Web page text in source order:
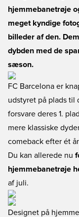
hjemmebanetrøje
meget kyndige
billeder af den.
dybden med de
sæson.
FC Barcelona er
udstyret på plads til
forsvare deres 1.
mere klassiske
comeback efter ét
Du kan allerede nu
hjemmebanetrøje
af juli.
Designet på